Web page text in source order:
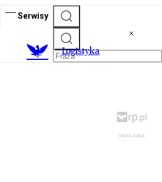
Serwisy
Logistyka